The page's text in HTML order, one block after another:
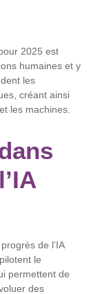
2025 est
humaines et y
les
créant ainsi
les machines.
de l’IA
le
permettent de
des